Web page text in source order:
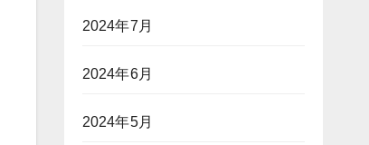
2024年7月
2024年6月
2024年5月